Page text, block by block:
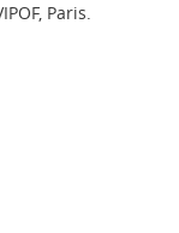
Paris.